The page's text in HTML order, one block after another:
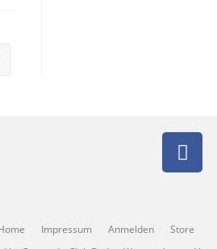
Impressum Anmelden
Store